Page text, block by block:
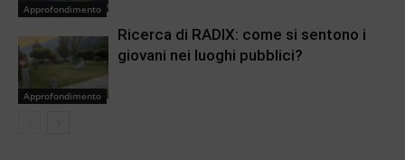
Approfondimento
Approfondimento
Ricerca di RADIX: come si sentono i
giovani nei luoghi pubblici?